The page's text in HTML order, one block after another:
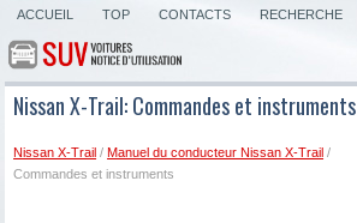
ACCUEIL TOP CONTACTS RECHERCHE
Nissan X-Trail: Commandes et instruments
Nissan X-Trail /Manuel du conducteur Nissan X-Trail /
Commandes et instruments